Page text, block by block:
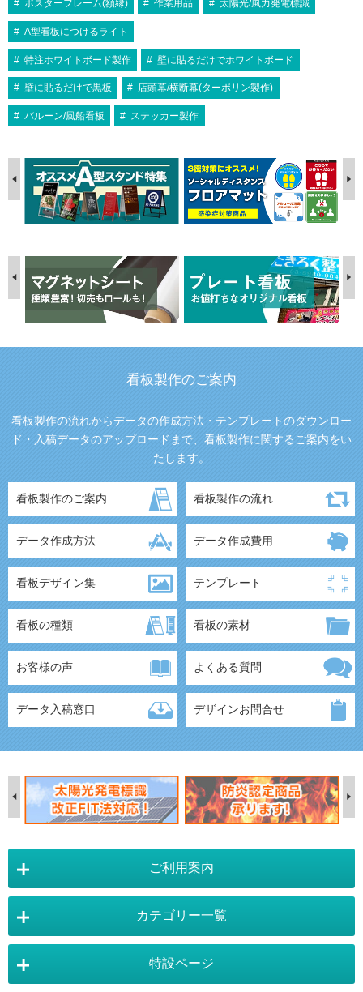
ポスターフレーム(額縁) 作業用品 太陽光/風力発電標識
A型看板につけるライト
特注ホワイトボード製作 壁に貼るだけでホワイトボード
壁に貼るだけで黒板 店頭幕/横断幕(ターポリン製作)
バルーン/風船看板 ステッカー製作
看板製作のご案内
看板製作の流れからデータの作成方法・テンプレートのダウンロー
ド・入稿データのアップロードまで、看板製作に関するご案内をい
たします。
看板製作のご案内 看板製作の流れ
データ作成方法 データ作成費用
看板デザイン集 テンプレート
看板の種類 看板の素材
お客様の声 よくある質問
データ入稿窓口 デザインお問合せ
ご利用案内
店舗詳細情報 カテゴリー一覧
特設ページ